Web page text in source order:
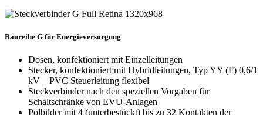
Baureihe G für Energieversorgung
Dosen, konfektioniert mit Einzelleitungen
Stecker, konfektioniert mit Hybridleitungen, Typ YY (F) 0,6/1
kV – PVC Steuerleitung flexibel
Steckverbinder nach den speziellen Vorgaben für
Schaltschränke von EVU-Anlagen
Polbilder mit 4 (unterbestückt) bis zu 32 Kontakten der